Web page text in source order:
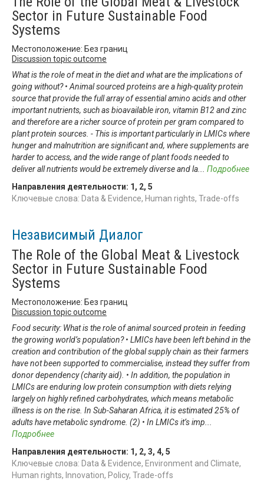
Sector in Future Sustainable Food
Systems
Местоположение: Без границ
Discussion topic outcome
What is the role of meat in the diet and what are the implications of
going without? • Animal sourced proteins are a high-quality protein
source that provide the full array of essential amino acids and other
important nutrients, such as bioavailable iron, vitamin B12 and zinc
and therefore are a richer source of protein per gram compared to
plant protein sources. - This is important particularly in LMICs where
hunger and malnutrition are significant and, where supplements are
harder to access, and the wide range of plant foods needed to
deliver all nutrients would be extremely diverse and la
Подробнее
Направления деятельности: 1 , 2, 5
Ключевые слова: Data & Evidence, Human rights, Trade-offs
Независимый Диалог
The Role of the Global Meat & Livestock
Sector in Future Sustainable Food
Systems
Местоположение: Без границ
Discussion topic outcome
Food security: What is the role of animal sourced protein in feeding
the growing world’s population? • LMICs have been left behind in the
creation and contribution of the global supply chain as their farmers
have not been supported to commercialise, instead they suffer from
donor dependency (charity aid). • In addition, the population in
LMICs are enduring low protein consumption with diets relying
largely on highly refined carbohydrates, which means metabolic
illness is on the rise. In Sub-Saharan Africa, it is estimated 25% of
adults have metabolic syndrome. (2) • In LMICs it’s imp
Подробнее
Направления деятельности: 1 , 2, 3, 4, 5
Ключевые слова: Data & Evidence, Environment and Climate,
Human rights, Innovation, Policy, Trade-offs